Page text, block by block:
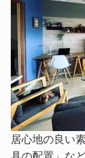
居心地の良い